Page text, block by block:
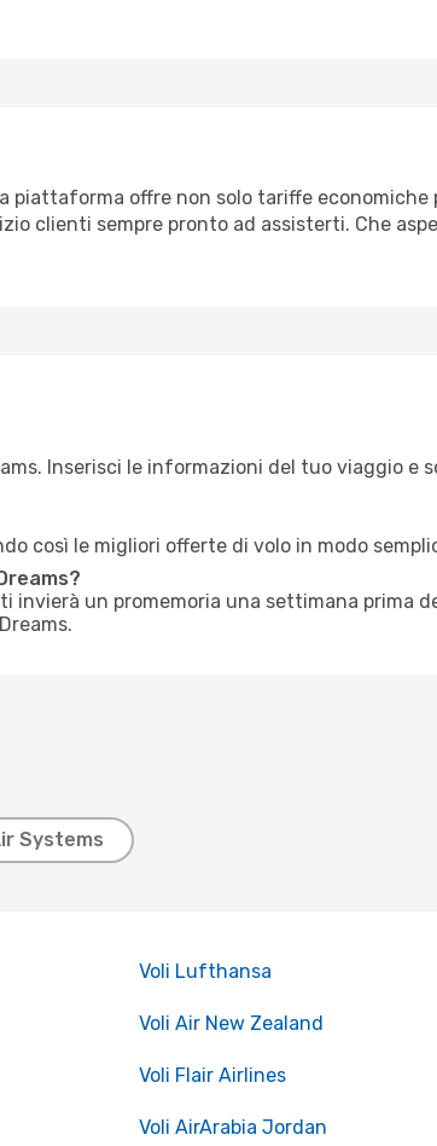
piattaforma offre non solo tariffe economiche
clienti sempre pronto ad assisterti. Che
Inserisci le informazioni del tuo viaggio e
così le migliori offerte di volo in modo
invierà un promemoria una settimana prima
Systems
Voli Lufthansa
Voli Air New Zealand
Voli Flair Airlines
Voli AirArabia Jordan